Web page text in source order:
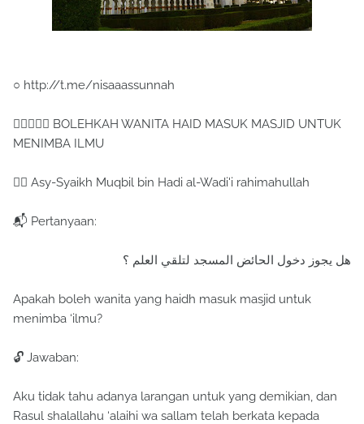
○ http://t.me/nisaaassunnah
✋🏻🌷🕌📑 BOLEHKAH WANITA HAID MASUK MASJID UNTUK
MENIMBA ILMU
✍🏻 Asy-Syaikh Muqbil bin Hadi al-Wadi'i rahimahullah
📬 Pertanyaan:
هل يجوز دخول الحائض المسجد لتلقي العلم ؟
Apakah boleh wanita yang haidh masuk masjid untuk
menimba ‘ilmu?
🔓 Jawaban:
Aku tidak tahu adanya larangan untuk yang demikian, dan
Rasul shalallahu ‘alaihi wa sallam telah berkata kepada